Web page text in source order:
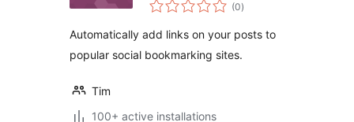
(0ratings
)
Automatically add links on your posts to
popular social bookmarking sites.
Tim
100+ active installations